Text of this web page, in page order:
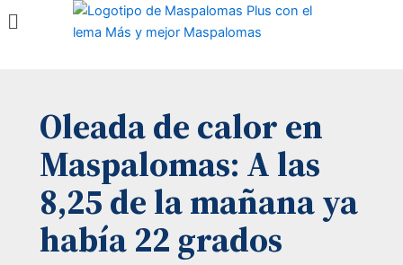
Menú
Oleada de calor en
Maspalomas: A las
8,25 de la mañana ya
había 22 grados